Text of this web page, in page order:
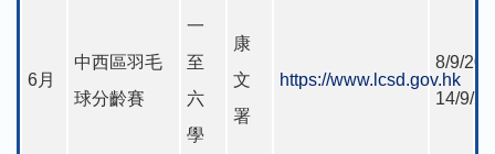
6月
中西區羽毛
球分齡賽
一
至
六
學
康
文
署
https://www.lcsd.gov.hk
8/9/
14/9/